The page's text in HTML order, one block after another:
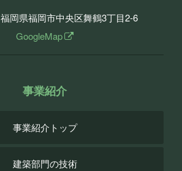
福岡県福岡市中央区舞鶴3丁目2-6
GoogleMap
事業紹介
事業紹介トップ
建築部門の技術